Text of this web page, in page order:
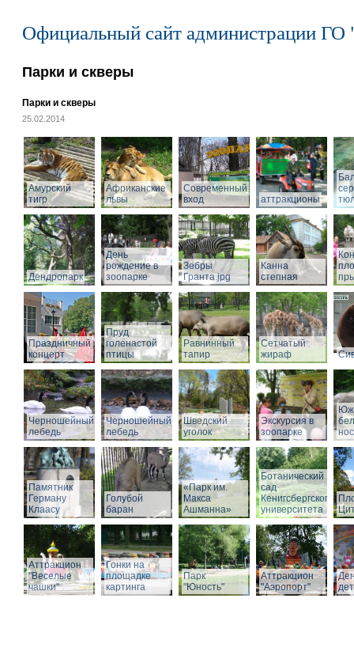
Официальный сайт администрации ГО
Парки и скверы
Парки и скверы
25.02.2014
Амурский
тигр
Африканские
львы
Современный
вход
аттракционы
Дендропарк
День
рождение в
зоопарке
Зебры
Гранта.jpg
Канна
степная
Праздничный
концерт
Пруд
голенастой
птицы
Равнинный
тапир
Сетчатый
жираф
Черношейный
лебедь
Черношейный
лебедь
Шведский
уголок
Экскурсия в
зоопарке
Памятник
Герману
Клаасу
Голубой
баран
«Парк им.
Макса
Ашманна»
Ботанический
сад
Кенигсбергского
университета
Аттракцион
"Веселые
чашки"
Гонки на
площадке
картинга
Парк
"Юность"
Аттракцион
"Аэропорт"